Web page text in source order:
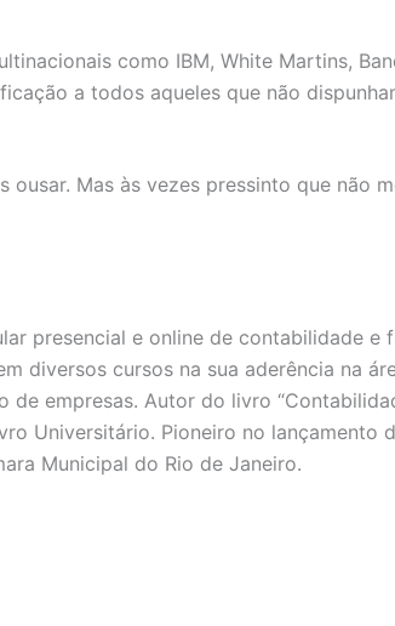
como IBM, White Martins,
a todos aqueles que não
Mas às vezes pressinto que não
presencial e online de contabilidade e
diversos cursos na sua aderência na
empresas. Autor do livro
Universitário. Pioneiro no lançamento
Municipal do Rio de Janeiro.